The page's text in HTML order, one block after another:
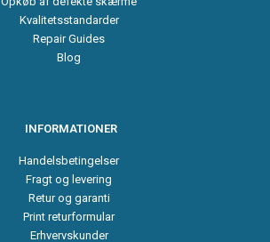
Kvalitetsstandarder
Repair Guides
Blog
INFORMATIONER
Handelsbetingelser
Fragt og levering
Retur og garanti
Print returformular
Erhvervskunder